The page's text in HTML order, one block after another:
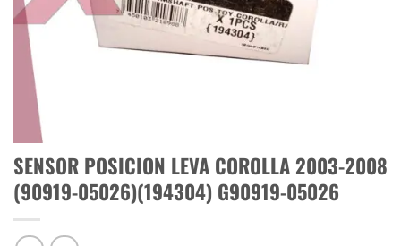
SENSOR POSICION LEVA COROLLA 2003-2008
(90919-05026)(194304) G90919-05026